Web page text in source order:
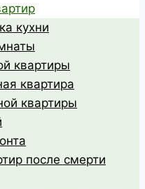
кухни
квартиры
квартира
квартиры
после смерти